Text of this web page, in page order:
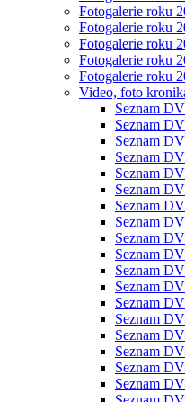
Fotogalerie roku
Fotogalerie roku
Fotogalerie roku
Fotogalerie roku
Fotogalerie roku
Video, foto
Seznam
Seznam
Seznam
Seznam
Seznam
Seznam
Seznam
Seznam
Seznam
Seznam
Seznam
Seznam
Seznam
Seznam
Seznam
Seznam
Seznam
Seznam